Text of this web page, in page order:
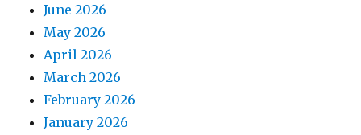
June 2026
May 2026
April 2026
March 2026
February 2026
January 2026